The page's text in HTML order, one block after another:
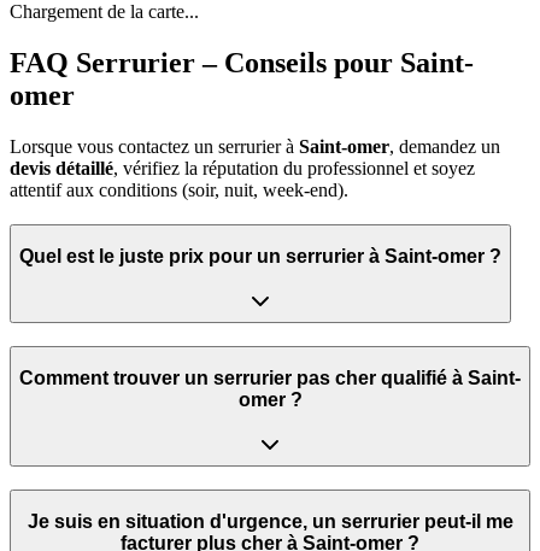
Chargement de la carte...
FAQ Serrurier – Conseils pour Saint-
omer
Lorsque vous contactez un serrurier à Saint-omer, demandez un
devis détaillé, vérifiez la réputation du professionnel et soyez
attentif aux conditions (soir, nuit, week‑end).
Quel est le juste prix pour un serrurier à Saint-omer ?
Comment trouver un serrurier pas cher qualifié à Saint-
omer ?
Je suis en situation d'urgence, un serrurier peut‑il me
facturer plus cher à Saint-omer ?